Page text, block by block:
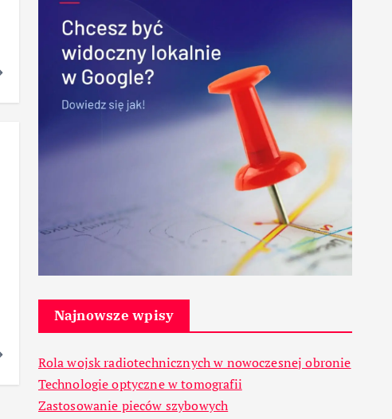
Najnowsze wpisy
Rola wojsk radiotechnicznych w nowoczesnej obronie
Technologie optyczne w tomografii
Zastosowanie pieców szybowych